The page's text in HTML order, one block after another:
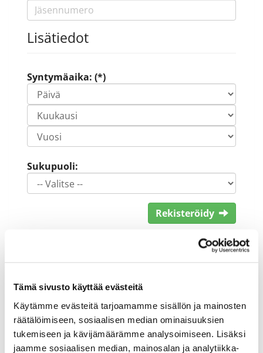
Tämä sivusto käyttää evästeitä
Käytämme evästeitä tarjoamamme sisällön ja mainosten
räätälöimiseen, sosiaalisen median ominaisuuksien
tukemiseen ja kävijämäärämme analysoimiseen. Lisäksi
jaamme sosiaalisen median, mainosalan ja analytiikka-
Lisätiedot
Syntymäaika: (*)
Sukupuoli:
Rekisteröidy
(*) Tieto on pakollinen